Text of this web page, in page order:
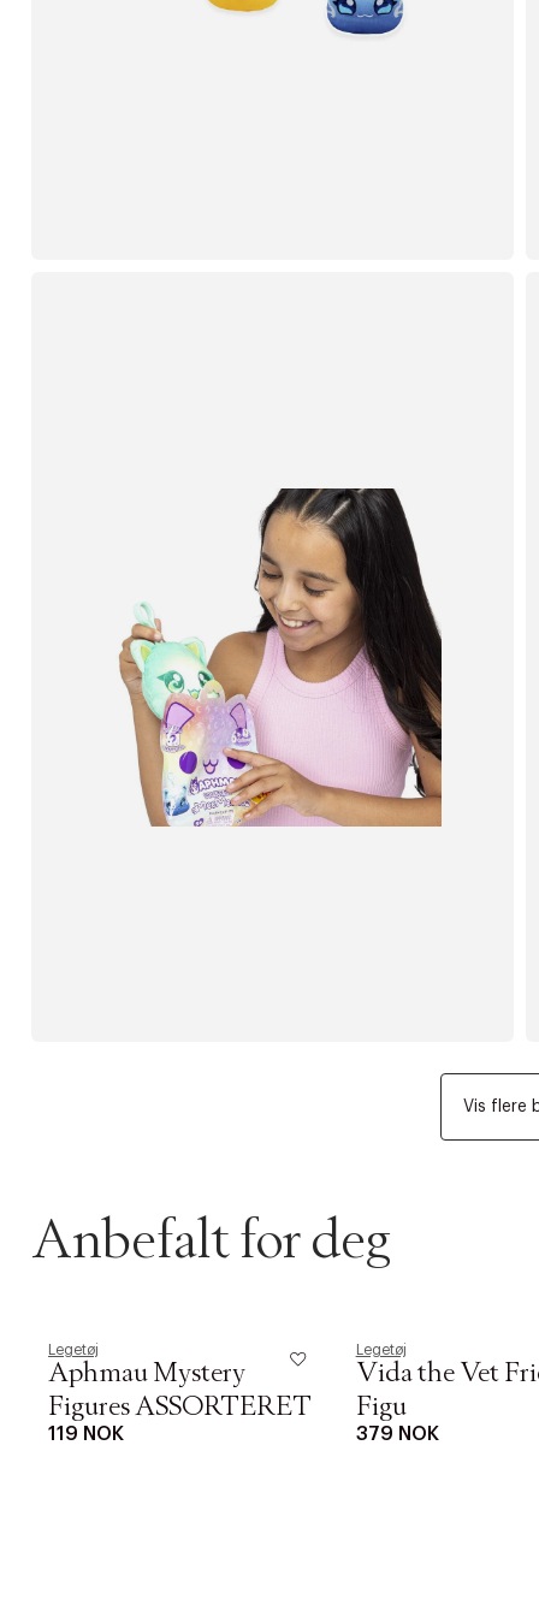
Vis flere
Anbefalt for deg
Legetøj
Aphmau Mystery
Figures ASSORTERET
119 NOK
Legetøj
Vida the Vet
Figu
379 NOK